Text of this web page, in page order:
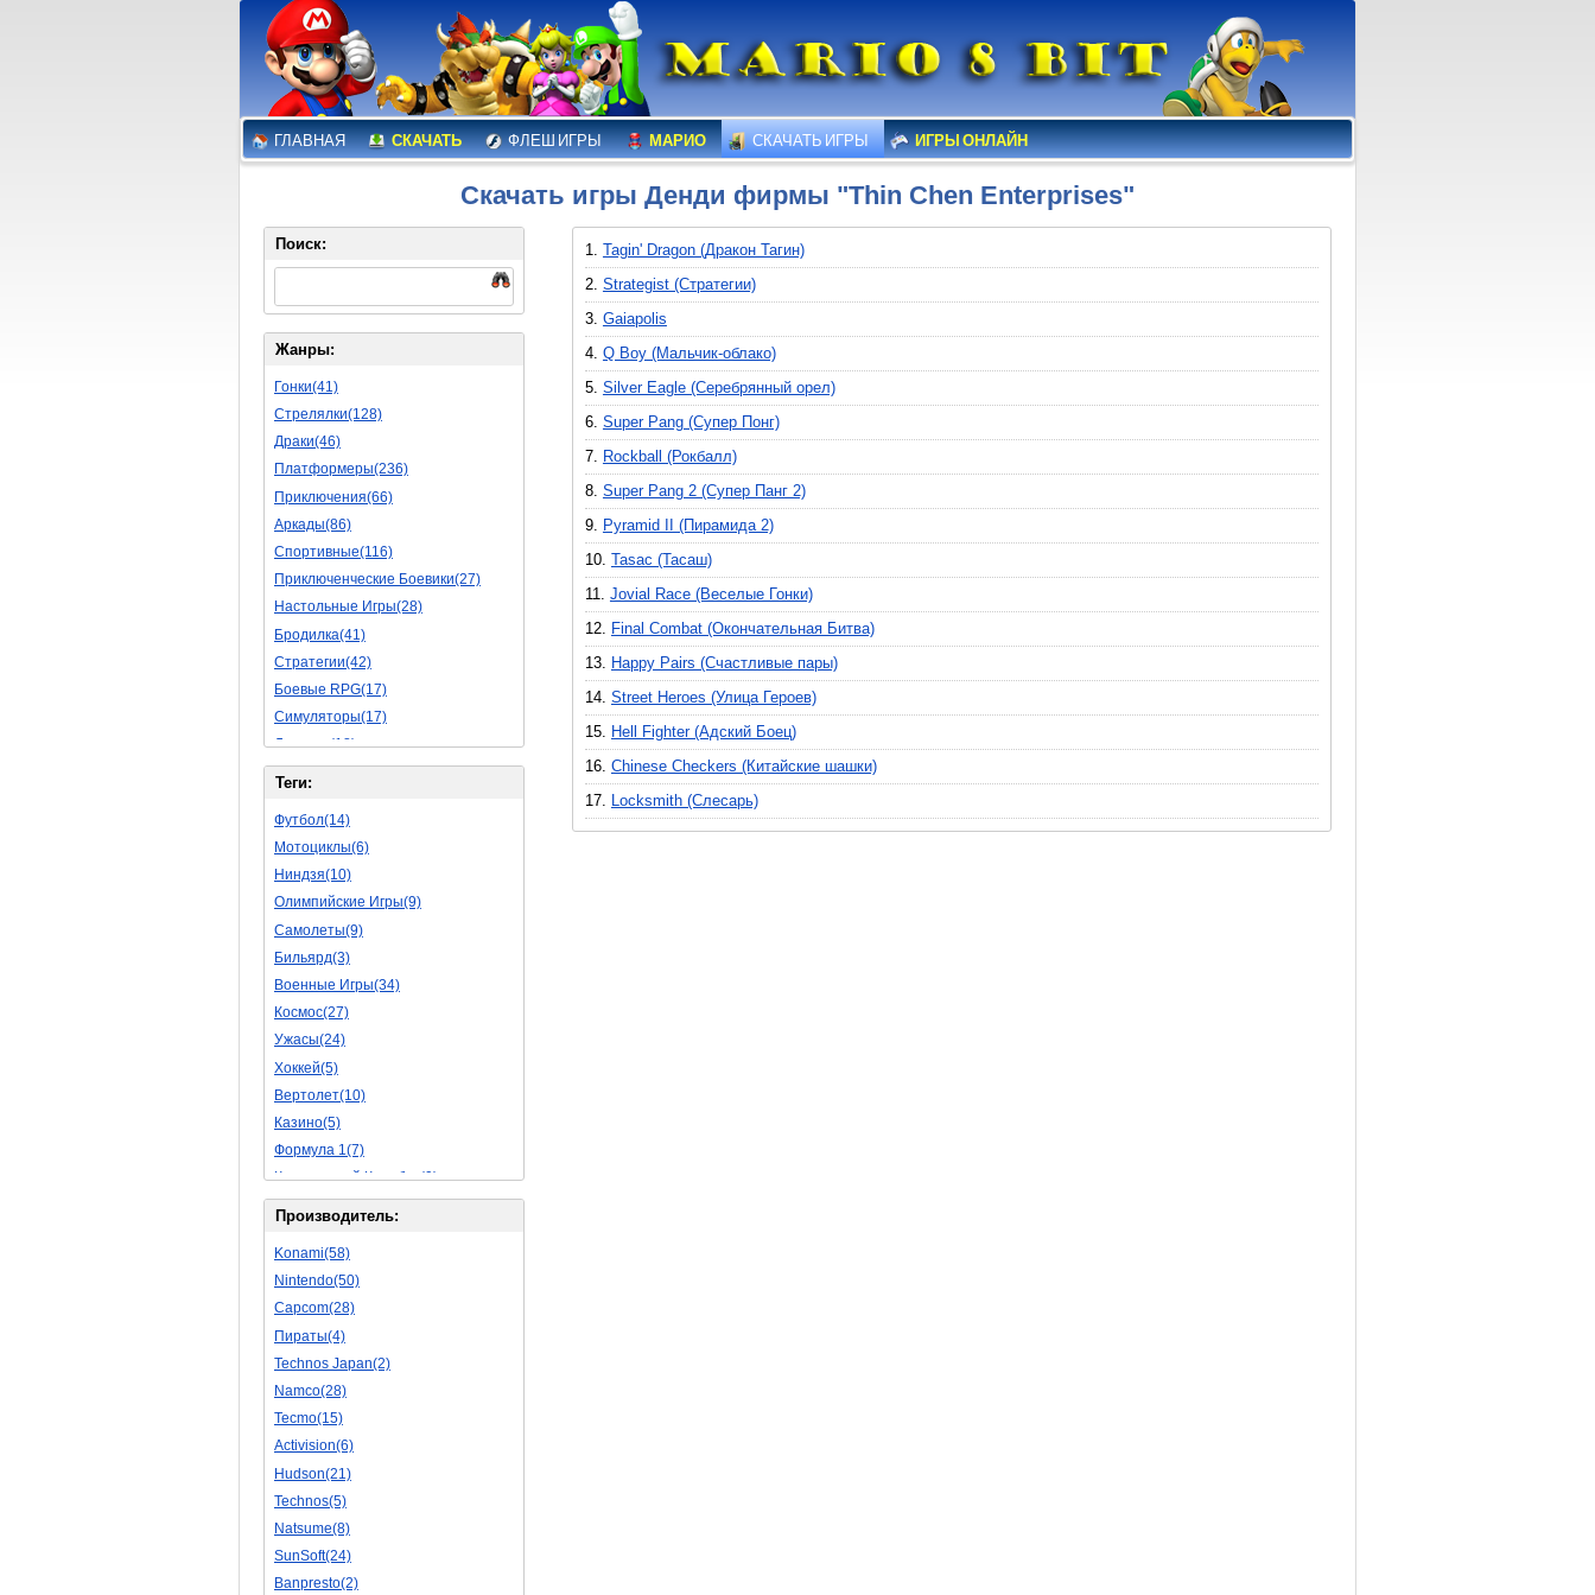
ГЛАВНАЯ СКАЧАТЬ ФЛЕШ ИГРЫ МАРИО СКАЧАТЬ ИГРЫ ИГРЫ ОНЛАЙН
Скачать игры Денди фирмы "Thin Chen Enterprises"
1. Tagin' Dragon (Дракон Тагин)
2. Strategist (Стратегии)
3. Gaiapolis
4. Q Boy (Мальчик-облако)
5. Silver Eagle (Серебрянный орел)
6. Super Pang (Супер Понг)
7. Rockball (Рокбалл)
8. Super Pang 2 (Супер Панг 2)
9. Pyramid II (Пирамида 2)
10. Tasac (Тасаш)
11. Jovial Race (Веселые Гонки)
12. Final Combat (Окончательная Битва)
13. Happy Pairs (Счастливые пары)
14. Street Heroes (Улица Героев)
15. Hell Fighter (Адский Боец)
16. Chinese Checkers (Китайские шашки)
17. Locksmith (Слесарь)
Поиск:
Жанры:
Гонки(41)
Стрелялки(128)
Драки(46)
Платформеры(236)
Приключения(66)
Аркады(86)
Спортивные(116)
Приключенческие Боевики(27)
Настольные Игры(28)
Бродилка(41)
Стратегии(42)
Боевые RPG(17)
Симуляторы(17)
Леталки(18)
Симуляторы Жизни(40)
Логические Игры(18)
Азартные(15)
Ролевые Игры(62)
Боевик(8)
Головоломка(5)
Rpg(3)
Пошаговые Игры(15)
Пазлы(56)
Исторические(16)
Обучающие(5)
Теги:
Футбол(14)
Мотоциклы(6)
Ниндзя(10)
Олимпийские Игры(9)
Самолеты(9)
Бильярд(3)
Военные Игры(34)
Космос(27)
Ужасы(24)
Хоккей(5)
Вертолет(10)
Казино(5)
Формула 1(7)
Космический Корабль(9)
Баскетбол(10)
Мультфильм(20)
Роботы(15)
Дебильные(1)
2D(164)
На Русском Языке(11)
Бокс(6)
Карате(11)
Избей Их Всех(22)
Мотокросс(4)
Реслинг(10)
Подводная Лодка(2)
Лабиринт(2)
3D(12)
Производитель:
Konami(58)
Nintendo(50)
Capcom(28)
Пираты(4)
Technos Japan(2)
Namco(28)
Tecmo(15)
Activision(6)
Hudson(21)
Technos(5)
Natsume(8)
SunSoft(24)
Banpresto(2)